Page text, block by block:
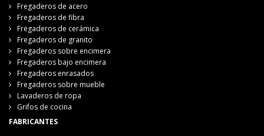
Fregaderos de acero
Fregaderos de fibra
Fregaderos de cerámica
Fregaderos de granito
Fregaderos sobre encimera
Fregaderos bajo encimera
Fregaderos enrasados
Fregaderos sobre mueble
Lavaderos de ropa
Grifos de cocina
FABRICANTES